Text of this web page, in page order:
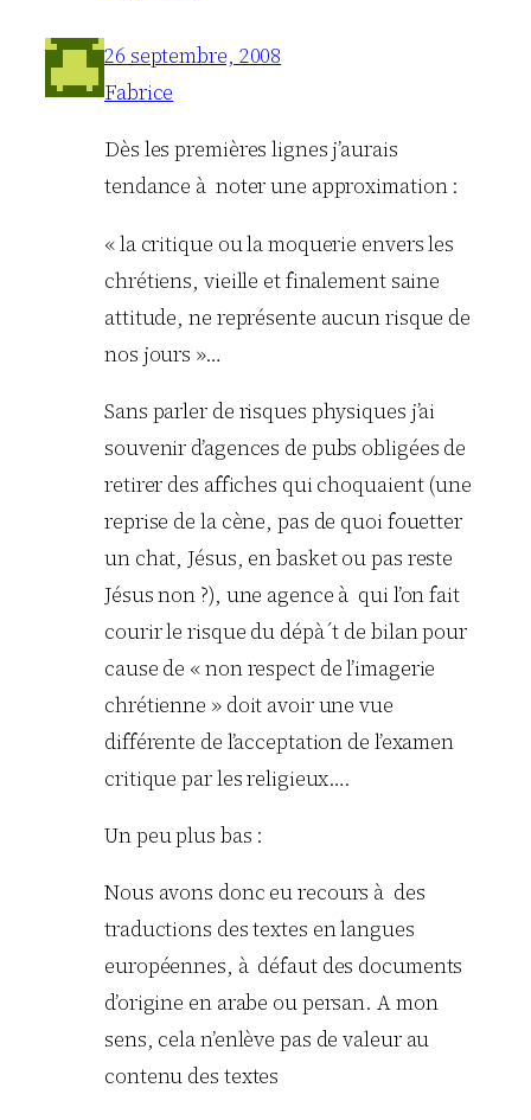
26 septembre, 2008
Fabrice
Dès les premières lignes j’aurais
tendance à noter une approximation :
« la critique ou la moquerie envers les
chrétiens, vieille et finalement saine
attitude, ne représente aucun risque de
nos jours »…
Sans parler de risques physiques j’ai
souvenir d’agences de pubs obligées de
retirer des affiches qui choquaient (une
reprise de la cène, pas de quoi fouetter
un chat, Jésus, en basket ou pas reste
Jésus non ?), une agence à qui l’on fait
courir le risque du dépà´t de bilan pour
cause de « non respect de l’imagerie
chrétienne » doit avoir une vue
différente de l’acceptation de l’examen
critique par les religieux….
Un peu plus bas :
Nous avons donc eu recours à des
traductions des textes en langues
européennes, à défaut des documents
d’origine en arabe ou persan. A mon
sens, cela n’enlève pas de valeur au
contenu des textes